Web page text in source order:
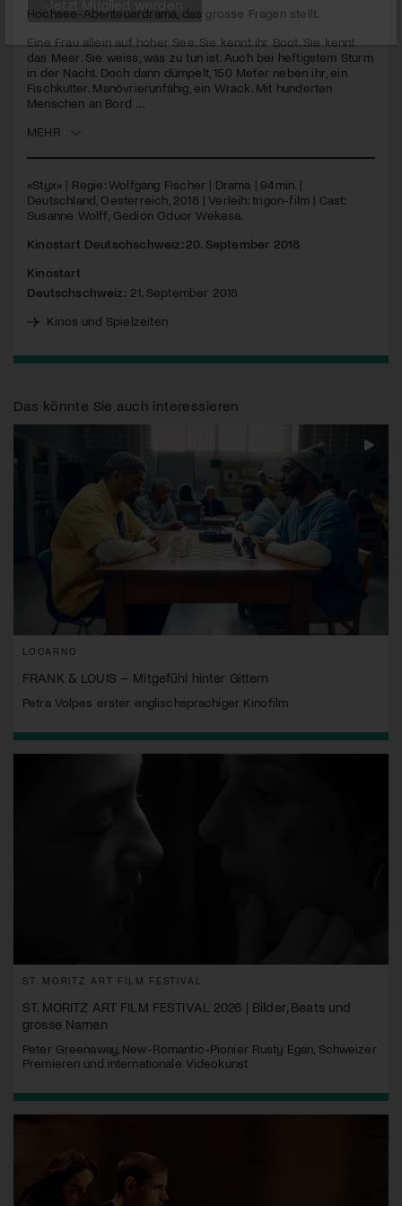
Hochsee-Abenteuerdrama, das grosse Fragen stellt.
Eine Frau allein auf hoher See. Sie kennt ihr Boot. Sie kennt
das Meer. Sie weiss, was zu tun ist. Auch bei heftigstem Sturm
in der Nacht. Doch dann dümpelt, 150 Meter neben ihr, ein
Fischkutter. Manövrierunfähig, ein Wrack. Mit hunderten
Menschen an Bord …
MEHR
«Styx» | Regie: Wolfgang Fischer | Drama | 94min. |
Deutschland, Oesterreich, 2018 | Verleih: trigon-film | Cast:
Susanne Wolff, Gedion Oduor Wekesa.
Kinostart Deutschschweiz: 20. September 2018
Kinostart
Deutschschweiz: 21. September 2018
Kinos und Spielzeiten
Das könnte Sie auch interessieren
LOCARNO
FRANK & LOUIS – Mitgefühl hinter Gittern
Petra Volpes erster englischsprachiger Kinofilm
ST. MORITZ ART FILM FESTIVAL
ST. MORITZ ART FILM FESTIVAL 2026 | Bilder, Beats und
grosse Namen
Peter Greenaway, New-Romantic-Pionier Rusty Egan, Schweizer
Premieren und internationale Videokunst
Jetzt Mitglied werden